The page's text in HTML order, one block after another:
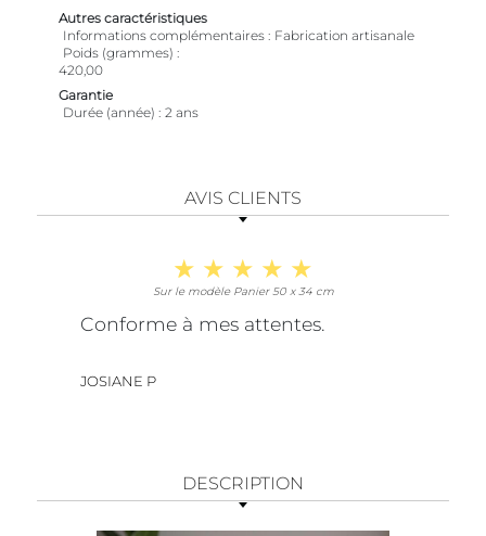
Autres caractéristiques
Informations complémentaires
Fabrication artisanale
Poids (grammes)
420,00
Garantie
Durée (année)
2 ans
AVIS CLIENTS
Sur le modèle Panier 50 x 34 cm
Conforme à mes attentes.
JOSIANE P
DESCRIPTION